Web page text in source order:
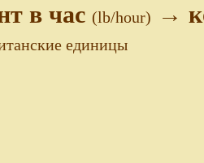
в час (lb/hour)
→
единицы